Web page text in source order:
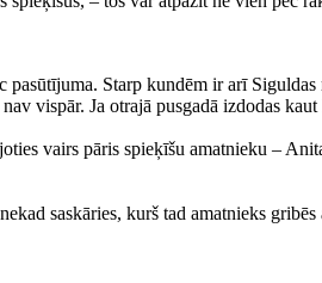
pasūtījuma. Starp kundēm ir arī
vispār. Ja otrajā pusgadā izdodas
vairs pāris spieķīšu amatnieku –
saskāries, kurš tad amatnieks